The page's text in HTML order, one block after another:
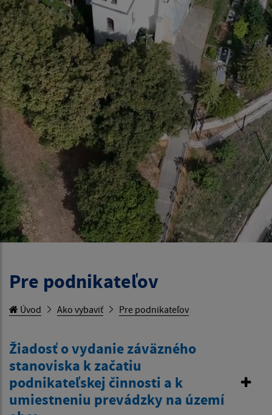
Pre podnikateľov
Úvod Ako vybaviť Pre podnikateľov
Žiadosť o vydanie záväzného
stanoviska k začatiu
podnikateľskej činnosti a k
umiestneniu prevádzky na území